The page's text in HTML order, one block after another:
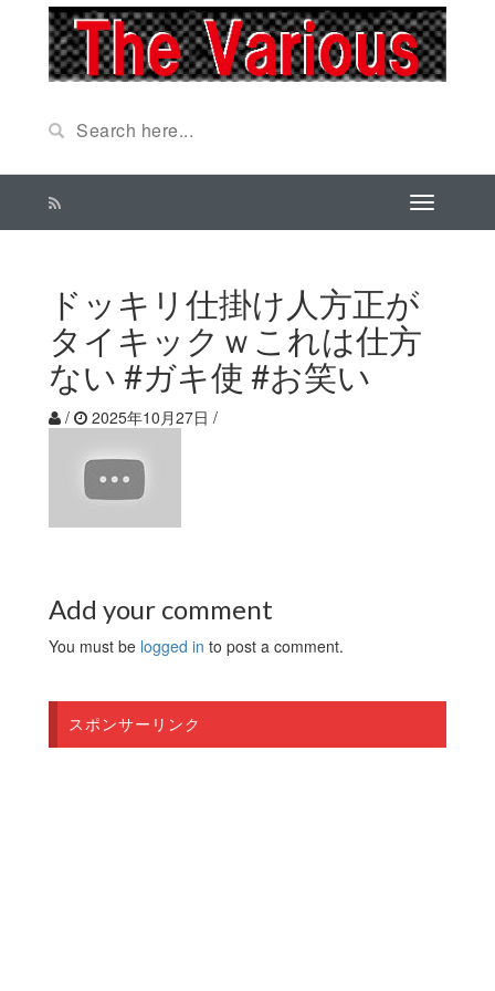
ドッキリ仕掛け人方正が
タイキックｗこれは仕方
ない #ガキ使 #お笑い
/ 2025年10月27日 /
Add your comment
You must be logged in to post a comment.
スポンサーリンク